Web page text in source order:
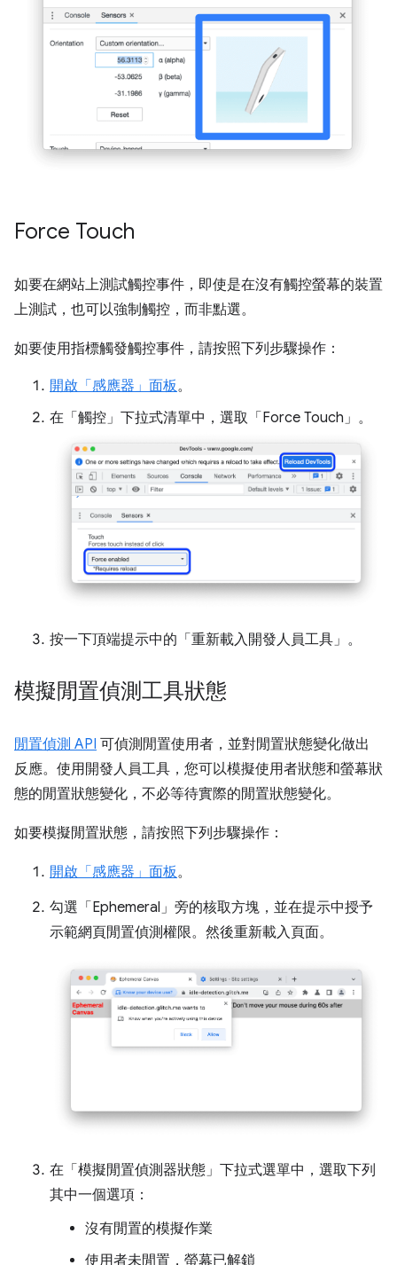
Force Touch
如要在網站上測試觸控事件，即使是在沒有觸控螢幕的裝置
上測試，也可以強制觸控，而非點選。
如要使用指標觸發觸控事件，請按照下列步驟操作：
開啟「感應器」 面板。
在「觸控」 下拉式清單中，選取「Force Touch」 。
按一下頂端提示中的「重新載入開發人員工具」 。
模擬閒置偵測工具狀態
閒置偵測 API 可偵測閒置使用者，並對閒置狀態變化做出
反應。使用開發人員工具，您可以模擬使用者狀態和螢幕狀
態的閒置狀態變化，不必等待實際的閒置狀態變化。
如要模擬閒置狀態，請按照下列步驟操作：
開啟「感應器」 面板。
勾選「Ephemeral」 旁的核取方塊，並在提示中授予
示範網頁閒置偵測權限。然後重新載入頁面。
在「模擬閒置偵測器狀態」 下拉式選單中，選取下列
其中一個選項：
沒有閒置的模擬作業
使用者未閒置，螢幕已解鎖